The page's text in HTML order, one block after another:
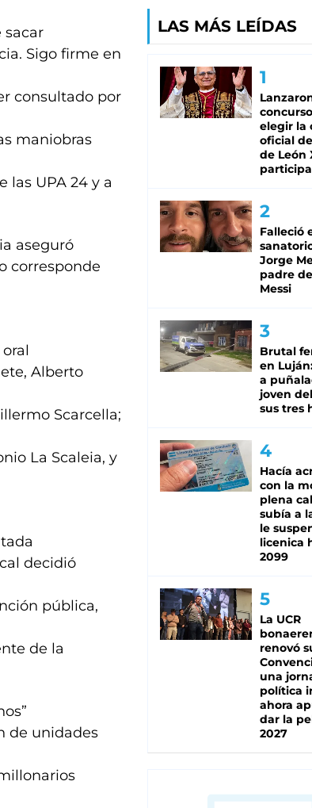
sacar
Sigo firme en
consultado por
maniobras
las UPA 24 y a
aseguró
corresponde
Alberto
Scarcella;
La Scaleia, y
decidió
pública,
de la
de unidades
LAS MÁS LEÍDAS
elegir la
oficial
de León
Falleció
Jorge
padre
Messi
Brutal
en
a
joven
sus tres
Hacía
con la
plena
subía a
le
licenica
2099
La UCR
renovó
una
política
ahora
dar la
2027